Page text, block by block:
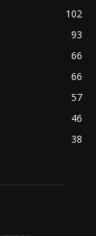
102
93
66
66
57
46
38